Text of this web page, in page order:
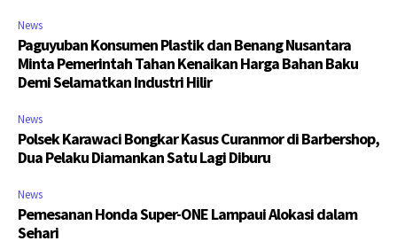
News
Paguyuban Konsumen Plastik dan Benang Nusantara
Minta Pemerintah Tahan Kenaikan Harga Bahan Baku
Demi Selamatkan Industri Hilir
News
Polsek Karawaci Bongkar Kasus Curanmor di Barbershop,
Dua Pelaku Diamankan Satu Lagi Diburu
News
Pemesanan Honda Super-ONE Lampaui Alokasi dalam
Sehari